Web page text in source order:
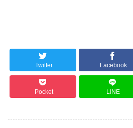
Twitter Facebook
Pocket LINE